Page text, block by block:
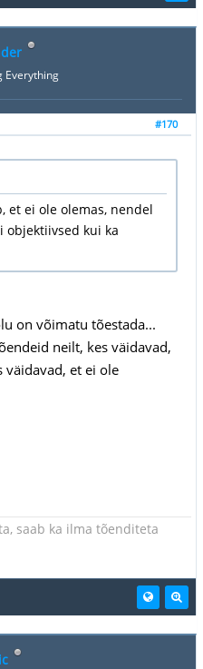
Everything
#170
et ei ole olemas, nendel
objektiivsed kui ka
on võimatu tõestada...
neilt, kes väidavad,
et ei ole
saab ka ilma tõenditeta